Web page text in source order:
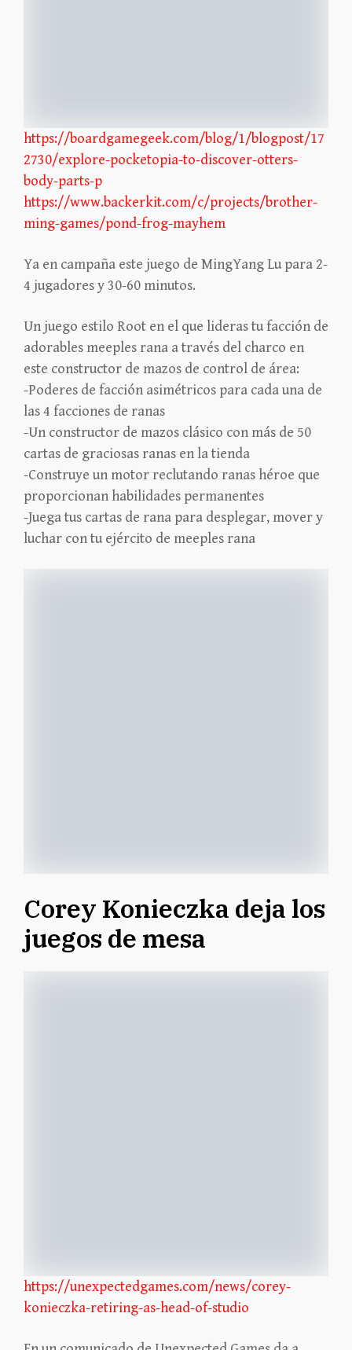
https://boardgamegeek.com/blog/1/blogpost/17
2730/explore-pocketopia-to-discover-otters-
body-parts-p
https://www.backerkit.com/c/projects/brother-
ming-games/pond-frog-mayhem
Ya en campaña este juego de MingYang Lu para 2-
4 jugadores y 30-60 minutos.
Un juego estilo Root en el que lideras tu facción de
adorables meeples rana a través del charco en
este constructor de mazos de control de área:
-Poderes de facción asimétricos para cada una de
las 4 facciones de ranas
-Un constructor de mazos clásico con más de 50
cartas de graciosas ranas en la tienda
-Construye un motor reclutando ranas héroe que
proporcionan habilidades permanentes
-Juega tus cartas de rana para desplegar, mover y
luchar con tu ejército de meeples rana
Corey Konieczka deja los
juegos de mesa
https://unexpectedgames.com/news/corey-
konieczka-retiring-as-head-of-studio